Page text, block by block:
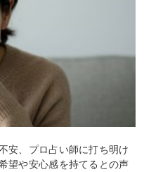
安、プロ占い師に打ち明け
望や安心感を持てるとの声